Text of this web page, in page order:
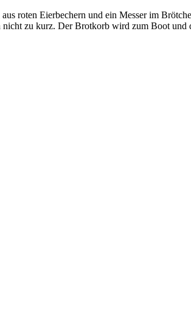
roten Eierbechern und ein Messer im
nicht zu kurz. Der Brotkorb wird zum Boot